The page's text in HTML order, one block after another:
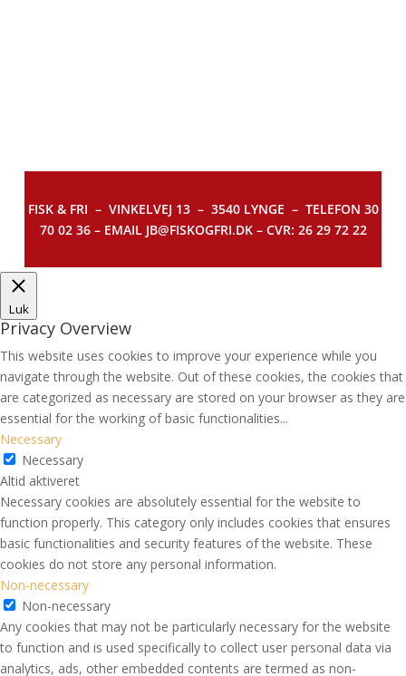
FISK & FRI – VINKELVEJ 13 – 3540 LYNGE – TELEFON 30
70 02 36 – EMAIL JB@FISKOGFRI.DK – CVR: 26 29 72 22
Luk
Privacy Overview
This website uses cookies to improve your experience while you
navigate through the website. Out of these cookies, the cookies that
are categorized as necessary are stored on your browser as they are
essential for the working of basic functionalities...
Necessary
Necessary
Altid aktiveret
Necessary cookies are absolutely essential for the website to
function properly. This category only includes cookies that ensures
basic functionalities and security features of the website. These
cookies do not store any personal information.
Non-necessary
Non-necessary
Any cookies that may not be particularly necessary for the website
to function and is used specifically to collect user personal data via
analytics, ads, other embedded contents are termed as non-